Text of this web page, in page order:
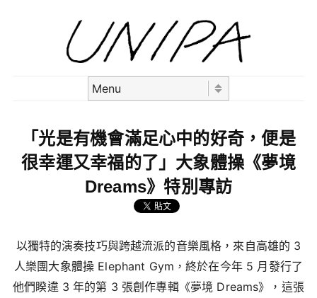
「光是有機會滿足心中的好奇，便是
很幸運又幸福的了」大象體操《夢境
Dreams》特別專訪
以獨特的演奏技巧與跨越流派的音樂風格，來自高雄的 3
人樂團大象體操 Elephant Gym，終於在今年 5 月發行了
他們睽違 3 年的第 3 張創作專輯《夢境 Dreams》，這張